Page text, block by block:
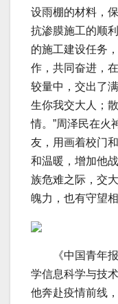
设雨棚的材料，
抗渗膜施工的顺
的施工建设任务
作，共同奋进，
较量中，交出了
生你我交大人；
情。”周泽民在火
友，用画着校门
和温暖，增加他
族危难之际，交
魄力，也有守望
《中国青年报
学信息科学与技
他奔赴疫情前线